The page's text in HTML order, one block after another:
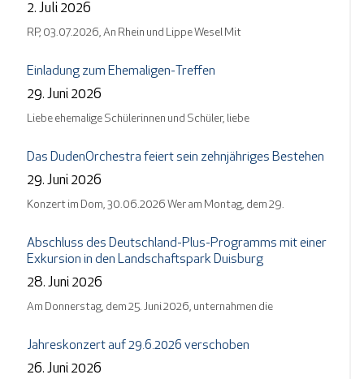
2. Juli 2026
RP, 03.07.2026, An Rhein und Lippe Wesel Mit
Einladung zum Ehemaligen-Treffen
29. Juni 2026
Liebe ehemalige Schülerinnen und Schüler, liebe
Das DudenOrchestra feiert sein zehnjähriges Bestehen
29. Juni 2026
Konzert im Dom, 30.06.2026 Wer am Montag, dem 29.
Abschluss des Deutschland-Plus-Programms mit einer
Exkursion in den Landschaftspark Duisburg
28. Juni 2026
Am Donnerstag, dem 25. Juni 2026, unternahmen die
Jahreskonzert auf 29.6.2026 verschoben
26. Juni 2026